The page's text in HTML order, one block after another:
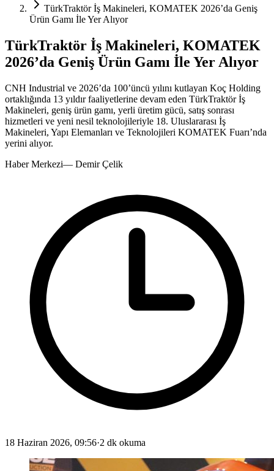
TürkTraktör İş Makineleri, KOMATEK 2026’da Geniş
Ürün Gamı İle Yer Alıyor
TürkTraktör İş Makineleri, KOMATEK
2026’da Geniş Ürün Gamı İle Yer Alıyor
CNH Industrial ve 2026’da 100’üncü yılını kutlayan Koç Holding
ortaklığında 13 yıldır faaliyetlerine devam eden TürkTraktör İş
Makineleri, geniş ürün gamı, yerli üretim gücü, satış sonrası
hizmetleri ve yeni nesil teknolojileriyle 18. Uluslararası İş
Makineleri, Yapı Elemanları ve Teknolojileri KOMATEK Fuarı’nda
yerini alıyor.
Haber Merkezi— Demir Çelik
18 Haziran 2026, 09:56·2 dk okuma